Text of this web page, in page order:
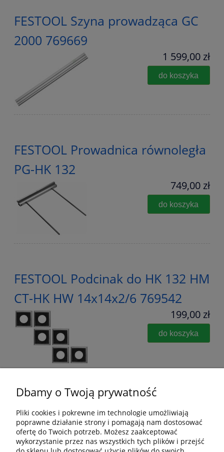
FESTOOL Szyna prowadząca GC
2000 769669
1 599,00 zł
do koszyka
FESTOOL Prowadnica równoległa
PG-HK 132
749,00 zł
do koszyka
FESTOOL Podcinak do HK 132 HM
CT-HK HW 14x14x2/6 769542
199,00 zł
do koszyka
Pomoc
Dbamy o Twoją prywatność
Pliki cookies i pokrewne im technologie umożliwiają
poprawne działanie strony i pomagają nam dostosować
ofertę do Twoich potrzeb. Możesz zaakceptować
wykorzystanie przez nas wszystkich tych plików i przejść